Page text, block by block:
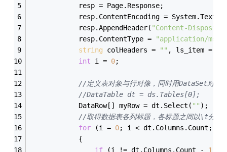
            resp = Page.Response;
resp.ContentEncoding =
            resp.AppendHeader(
"Content-
            resp.ContentType =
"application/ms-
string colHeaders = "" , ls_item =
int i = 0;
//定义表对象与行对像，同时用DataSet对其
//DataTable dt = ds.Tables[0];
            DataRow[] myRow = dt.Select(
"" );
//取得数据表各列标题，各标题之间以\t分割
for (i = 0; i < dt.Columns.Count;
            {
if (i != dt.Columns.Count - 1